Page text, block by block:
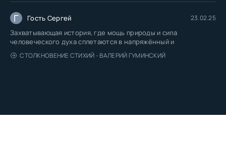
Г Гость Сергей 23.02.25
Захватывающая история, где мощь природы и сила
человеческого духа сплетаются в напряжённый и
СТОЛКНОВЕНИЕ СТИХИЙ - ВАЛЕРИЙ ГУМИНСКИЙ